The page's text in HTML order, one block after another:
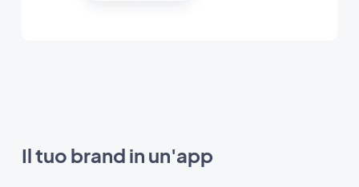
Il tuo brand in un'app